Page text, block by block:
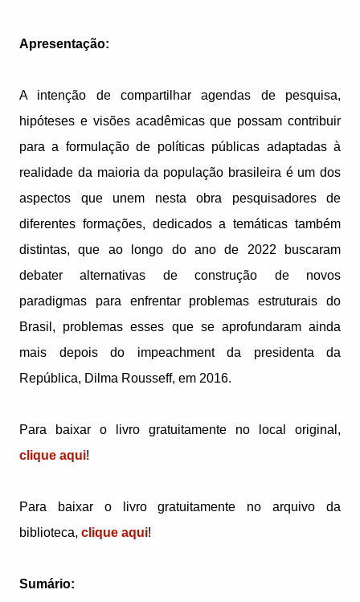
Apresentação:
A intenção de compartilhar agendas de pesquisa,
hipóteses e visões acadêmicas que possam contribuir
para a formulação de políticas públicas adaptadas à
realidade da maioria da população brasileira é um dos
aspectos que unem nesta obra pesquisadores de
diferentes formações, dedicados a temáticas também
distintas, que ao longo do ano de 2022 buscaram
debater alternativas de construção de novos
paradigmas para enfrentar problemas estruturais do
Brasil, problemas esses que se aprofundaram ainda
mais depois do impeachment da presidenta da
República, Dilma Rousseff, em 2016.
Para baixar o livro gratuitamente no local original,
clique aqui!
Para baixar o livro gratuitamente no arquivo da
biblioteca, clique aqui!
Sumário: